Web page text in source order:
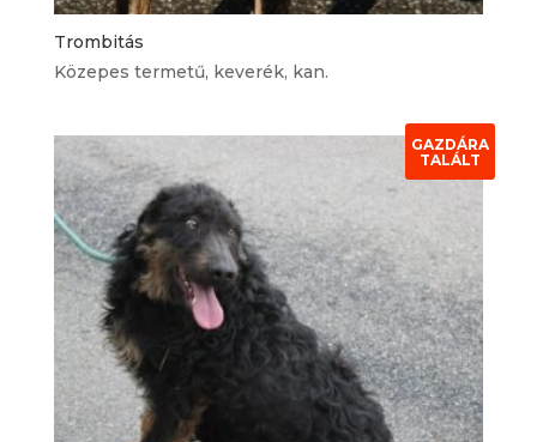
Trombitás
Közepes termetű, keverék, kan.
GAZDÁRA
TALÁLT